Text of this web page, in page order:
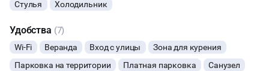
Кейтеринг
Барное шоу
Декоратор
Стулья
Холодильник
Удобства (7)
Wi-Fi Веранда Вход с улицы
Зона для курения
Парковка на территории
Платная парковка Санузел
ФОТОСЕССИИ
БАНКЕТЫ
🔥 8 человек интересовались этой площадкой сегодня